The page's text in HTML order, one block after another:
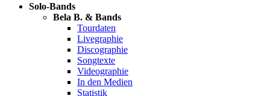
Solo-Bands
Bela B. & Bands
Tourdaten
Livegraphie
Discographie
Songtexte
Videographie
In den Medien
Statistik